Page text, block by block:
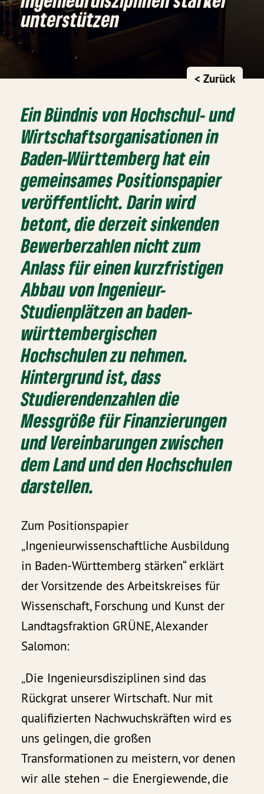
unterstützen
< Zurück
Ein Bündnis von Hochschul- und
Wirtschaftsorganisationen in
Baden-Württemberg hat ein
gemeinsames Positionspapier
veröffentlicht. Darin wird
betont, die derzeit sinkenden
Bewerberzahlen nicht zum
Anlass für einen kurzfristigen
Abbau von Ingenieur-
Studienplätzen an baden-
württembergischen
Hochschulen zu nehmen.
Hintergrund ist, dass
Studierendenzahlen die
Messgröße für Finanzierungen
und Vereinbarungen zwischen
dem Land und den Hochschulen
darstellen.
Zum Positionspapier
„Ingenieurwissenschaftliche Ausbildung
in Baden-Württemberg stärken“ erklärt
der Vorsitzende des Arbeitskreises für
Wissenschaft, Forschung und Kunst der
Landtagsfraktion GRÜNE, Alexander
Salomon:
„Die Ingenieursdisziplinen sind das
Rückgrat unserer Wirtschaft. Nur mit
qualifizierten Nachwuchskräften wird es
uns gelingen, die großen
Transformationen zu meistern, vor denen
wir alle stehen – die Energiewende, die